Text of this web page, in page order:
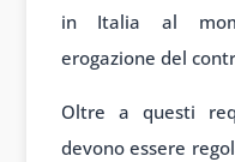
in Italia al
erogazione del
Oltre a questi
devono essere